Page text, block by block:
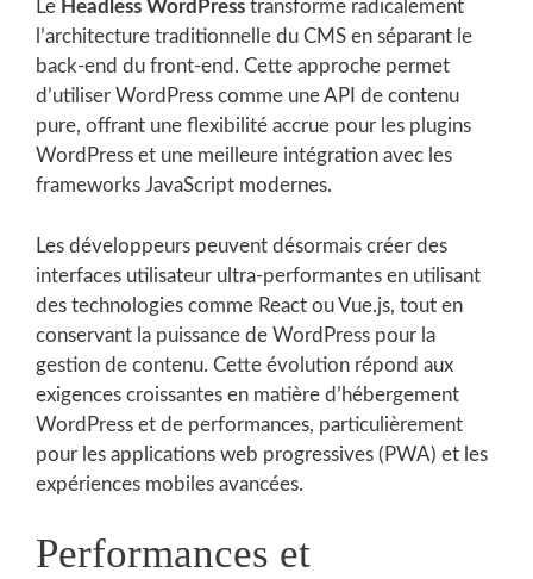
Le Headless WordPress transforme radicalement
l’architecture traditionnelle du CMS en séparant le
back-end du front-end. Cette approche permet
d’utiliser WordPress comme une API de contenu
pure, offrant une flexibilité accrue pour les plugins
WordPress et une meilleure intégration avec les
frameworks JavaScript modernes.
Les développeurs peuvent désormais créer des
interfaces utilisateur ultra-performantes en utilisant
des technologies comme React ou Vue.js, tout en
conservant la puissance de WordPress pour la
gestion de contenu. Cette évolution répond aux
exigences croissantes en matière d’hébergement
WordPress et de performances, particulièrement
pour les applications web progressives (PWA) et les
expériences mobiles avancées.
Performances et